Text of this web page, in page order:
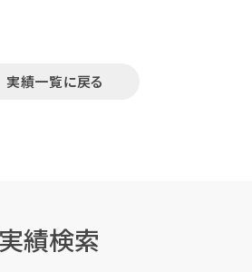
実績一覧に戻る
実績検索